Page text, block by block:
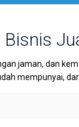
jaman, dan
mempunyai,